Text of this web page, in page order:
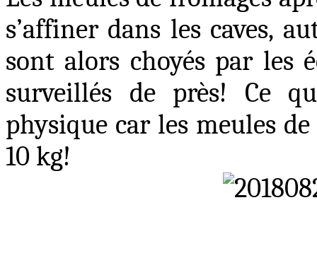
s’affiner dans les caves,
sont alors choyés par les
surveillés de près! Ce
physique car les meules
10 kg!